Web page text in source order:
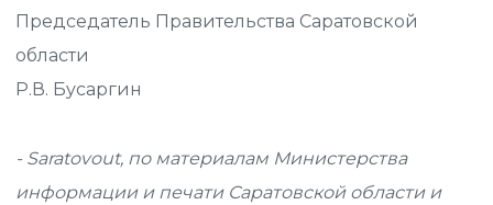
Председатель Правительства Саратовской
области
Р.В. Бусаргин
- Saratovout, по материалам Министерства
информации и печати Саратовской области и